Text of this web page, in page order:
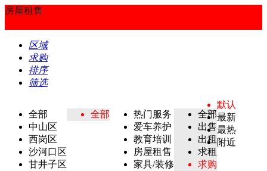
房屋租售
区域
求购
排序
筛选
全部
中山区
西岗区
沙河口区
甘井子区
全部
热门服务
爱车养护
教育培训
房屋租售
家具/装修
全部
出售
出租
求租
求购
默认
最新
最热
附近